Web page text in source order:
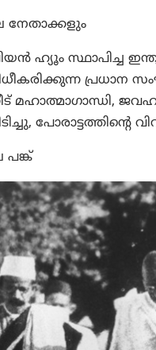
നേതാക്കളും
ഹ്യൂം സ്ഥാപിച്ച
പ്രധാന
മഹാത്മാഗാന്ധി,
പങ്ക്